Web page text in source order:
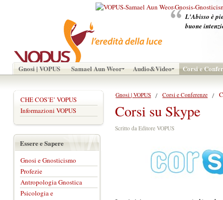
L'Abisso è
buone
Gnosi | VOPUS Samael Aun Weor Audio&Video Corsi e
Gnosi | VOPUS Corsi e Conferenze
Corsi su Skype
Scritto da Editore VOPUS
CHE COS’E’ VOPUS
Informazioni VOPUS
Essere e Sapere
Gnosi e Gnosticismo
Profezie
Antropologia Gnostica
Psicologia e